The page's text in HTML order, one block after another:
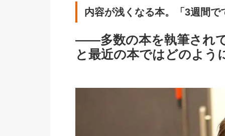
内容が浅くなる本。「3週間
――多数の本を執筆され
と最近の本ではどのよう